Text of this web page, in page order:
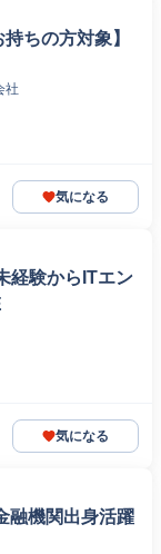
ちの方対象】
社
気になる
経験からITエン
気になる
融機関出身活躍